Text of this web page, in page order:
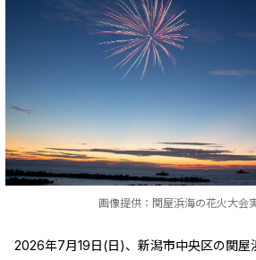
画像提供：関屋浜海の花火大会
2026年7月19日(日)、新潟市中央区の関屋